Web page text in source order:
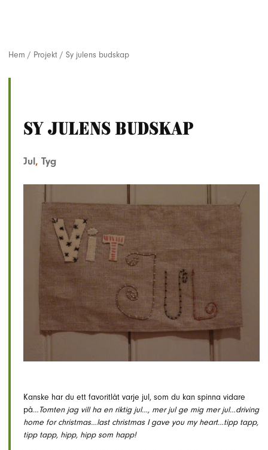
Hem / Projekt / Sy julens budskap
Sy julens budskap
Jul, Tyg
Kanske har du ett favoritlåt varje jul, som du kan spinna vidare
på…Tomten jag vill ha en riktig jul…, mer jul ge mig mer jul…driving
home for christmas…last christmas I gave you my heart…tipp tapp,
tipp tapp, hipp, hipp som happ!